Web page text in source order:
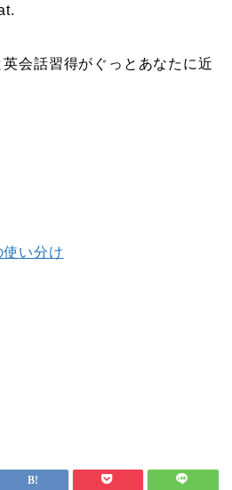
会話習得がぐっとあなたに近
い分け